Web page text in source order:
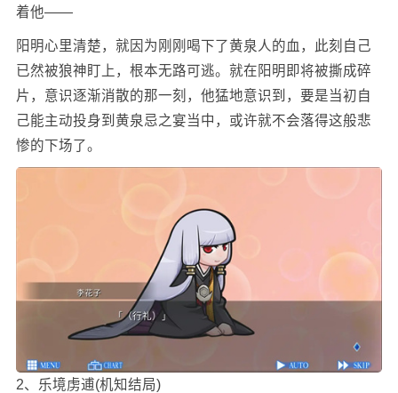
着他——
阳明心里清楚，就因为刚刚喝下了黄泉人的血，此刻自己
已然被狼神盯上，根本无路可逃。就在阳明即将被撕成碎
片，意识逐渐消散的那一刻，他猛地意识到，要是当初自
己能主动投身到黄泉忌之宴当中，或许就不会落得这般悲
惨的下场了。
2、乐境虏逋(机知结局)